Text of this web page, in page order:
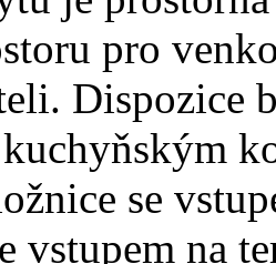
pro
se
vstupem na